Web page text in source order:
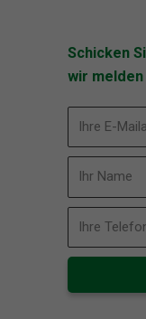
Schicken
wir